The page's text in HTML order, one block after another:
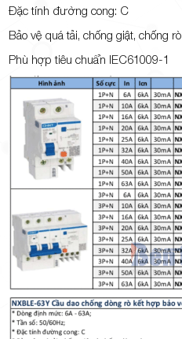
Đặc tính đường cong: C
Bảo vệ quá tải, chống giật, chống rò
Phù hợp tiêu chuẩn IEC61009-1